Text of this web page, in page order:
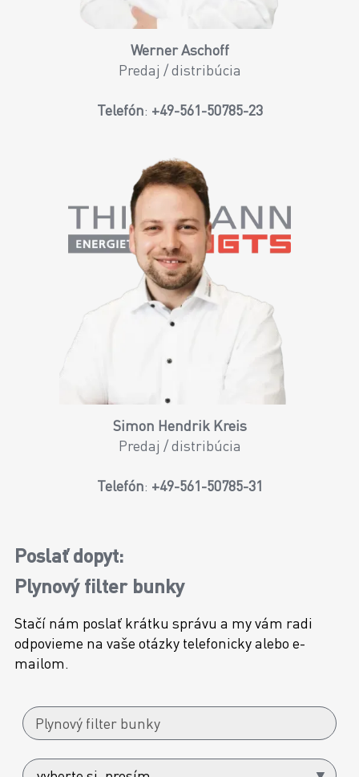
Werner Aschoff
Predaj / distribúcia
Telefón: +49-561-50785-23
Simon Hendrik Kreis
Predaj / distribúcia
Telefón: +49-561-50785-31
Poslať dopyt:
Plynový filter bunky
Stačí nám poslať krátku správu a my vám radi
odpovieme na vaše otázky telefonicky alebo e-
mailom.